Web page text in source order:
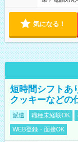
気になる！
短時間シフトあ
クッキーなどの
派遣 職種未経験OK
WEB登録・面接OK